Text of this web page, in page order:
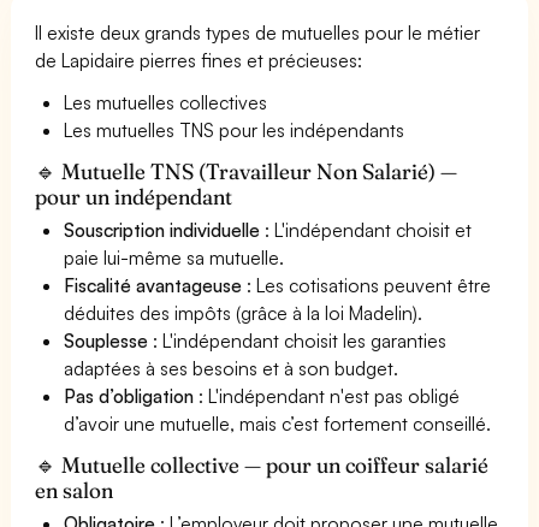
Il existe deux grands types de mutuelles pour le métier
de Lapidaire pierres fines et précieuses:
Les mutuelles collectives
Les mutuelles TNS pour les indépendants
🔹 Mutuelle TNS (Travailleur Non Salarié) —
pour un indépendant
Souscription individuelle : L'indépendant choisit et
paie lui-même sa mutuelle.
Fiscalité avantageuse : Les cotisations peuvent être
déduites des impôts (grâce à la loi Madelin).
Souplesse : L'indépendant choisit les garanties
adaptées à ses besoins et à son budget.
Pas d’obligation : L'indépendant n'est pas obligé
d’avoir une mutuelle, mais c’est fortement conseillé.
🔹 Mutuelle collective — pour un coiffeur salarié
en salon